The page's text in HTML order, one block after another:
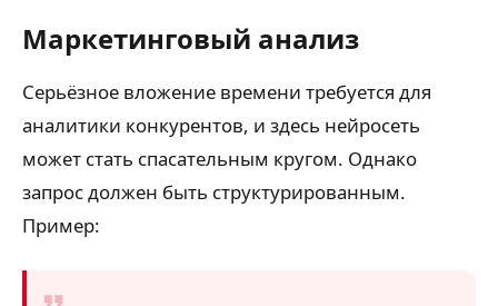
Маркетинговый анализ
Серьёзное вложение времени требуется для
аналитики конкурентов, и здесь нейросеть
может стать спасательным кругом. Однако
запрос должен быть структурированным.
Пример: